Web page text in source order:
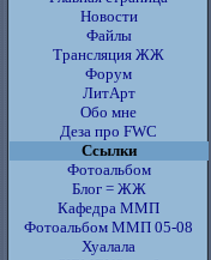
Новости
Файлы
Трансляция ЖЖ
Форум
ЛитАрт
Обо мне
Деза про FWC
Ссылки
Фотоальбом
Блог = ЖЖ
Кафедра ММП
Фотоальбом ММП 05-08
Хуалала